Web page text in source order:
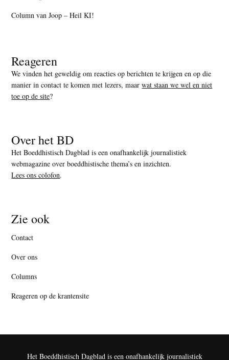
Column van Joop – Heil KI!
Reageren
We vinden het geweldig om reacties op berichten te krijgen en op die
manier in contact te komen met lezers, maarwat staan we wel en niet
toe op de site?
Over het BD
Het Boeddhistisch Dagblad is een onafhankelijk journalistiek
webmagazine over boeddhistische thema’s en inzichten.
Lees ons colofon.
Zie ook
Contact
Over ons
Columns
Reageren op de krantensite
Het Boeddhistisch Dagblad is een onafhankelijk journalistiek